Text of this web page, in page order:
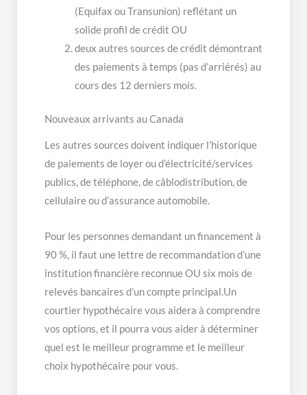
(Equifax ou Transunion) reflétant un
solide profil de crédit OU
deux autres sources de crédit démontrant
des paiements à temps (pas d’arriérés) au
cours des 12 derniers mois.
Nouveaux arrivants au Canada
Les autres sources doivent indiquer l’historique
de paiements de loyer ou d’électricité/services
publics, de téléphone, de câblodistribution, de
cellulaire ou d’assurance automobile.
Pour les personnes demandant un financement à
90 %, il faut une lettre de recommandation d’une
institution financière reconnue OU six mois de
relevés bancaires d’un compte principal.Un
courtier hypothécaire vous aidera à comprendre
vos options, et il pourra vous aider à déterminer
quel est le meilleur programme et le meilleur
choix hypothécaire pour vous.